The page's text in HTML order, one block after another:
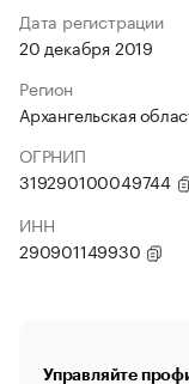
Дата регистрации
20 декабря 2019
Регион
Архангельская
ОГРНИП
319290100049744
ИНН
290901149930
Управляйте